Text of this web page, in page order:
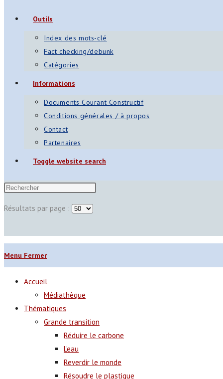
Outils
Index des mots-clé
Fact checking/debunk
Catégories
Informations
Documents Courant Constructif
Conditions générales / à propos
Contact
Partenaires
Toggle website search
Résultats par page :
Menu Fermer
Accueil
Médiathèque
Thématiques
Grande transition
Réduire le carbone
L’eau
Reverdir le monde
Résoudre le plastique